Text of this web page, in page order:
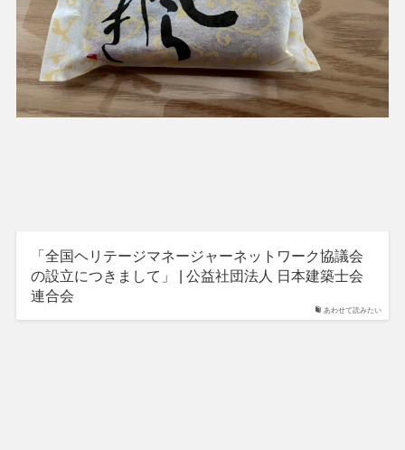
あわせて読みたい
「全国ヘリテージマネージャーネットワーク協議会
の設立につきまして」 | 公益社団法人 日本建築士会
連合会